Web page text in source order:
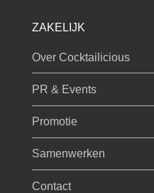
ZAKELIJK
Over Cocktailicious
PR & Events
Promotie
Samenwerken
Contact